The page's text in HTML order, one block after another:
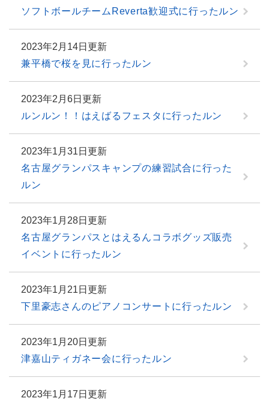
ソフトボールチームReverta歓迎式に行ったルン
2023年2月14日更新
兼平橋で桜を見に行ったルン
2023年2月6日更新
ルンルン！！はえばるフェスタに行ったルン
2023年1月31日更新
名古屋グランパスキャンプの練習試合に行った
ルン
2023年1月28日更新
名古屋グランパスとはえるんコラボグッズ販売
イベントに行ったルン
2023年1月21日更新
下里豪志さんのピアノコンサートに行ったルン
2023年1月20日更新
津嘉山ティガネー会に行ったルン
2023年1月17日更新